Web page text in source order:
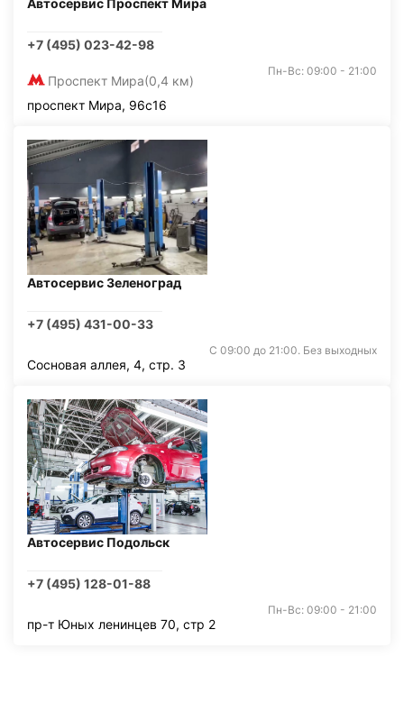
Автосервис Проспект Мира
+7 (495) 023-42-98
Проспект Мира(0,4 км)
Пн-Вс: 09:00 - 21:00
проспект Мира, 96с16
Автосервис Зеленоград
+7 (495) 431-00-33
С 09:00 до 21:00. Без выходных
Сосновая аллея, 4, стр. 3
Автосервис Подольск
+7 (495) 128-01-88
Пн-Вс: 09:00 - 21:00
пр-т Юных ленинцев 70, стр 2